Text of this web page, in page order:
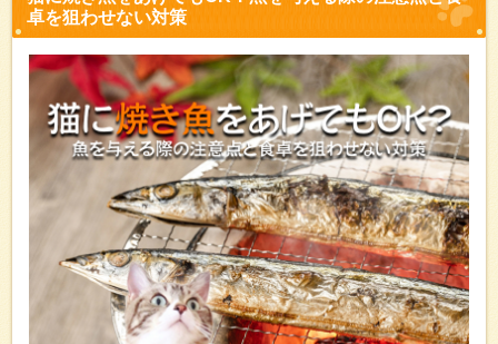
猫に焼き魚をあげてもOK
卓を狙わせない対策